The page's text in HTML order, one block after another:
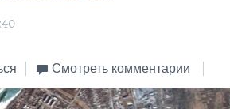
Смотреть комментарии